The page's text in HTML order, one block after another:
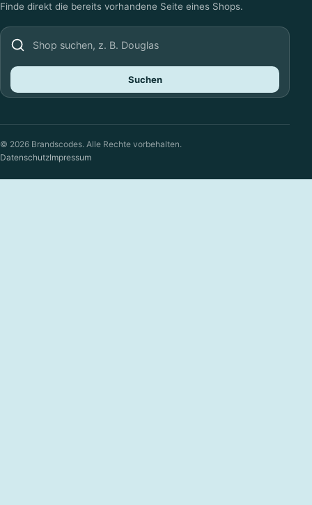
Finde direkt die bereits vorhandene Seite eines Shops.
Shop suchen
Suchen
© 2026 Brandscodes. Alle Rechte vorbehalten.
DatenschutzImpressum